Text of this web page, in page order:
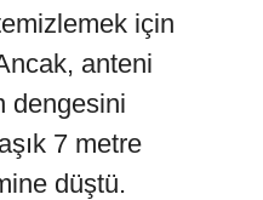
için
anteni
dengesini
7 metre
düştü.